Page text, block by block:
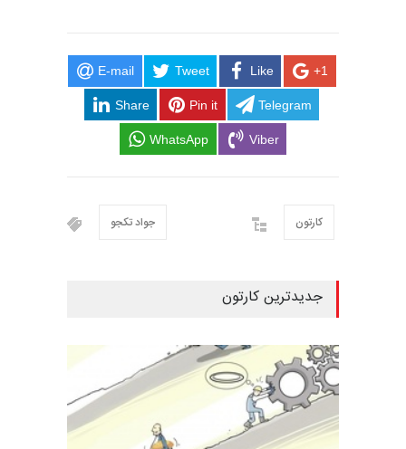
E-mail Tweet Like +1
Share Pin it Telegram
WhatsApp Viber
جواد تکجو کارتون
جدیدترین کارتون